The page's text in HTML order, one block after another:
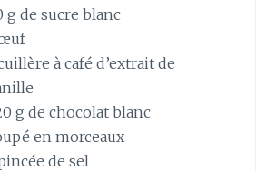
g de sucre blanc
à café d’extrait de
g de chocolat blanc
en morceaux
de sel